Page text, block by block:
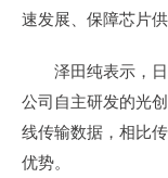
速发展、保障芯片
泽田纯表示，日
公司自主研发的光
线传输数据，相比
优势。